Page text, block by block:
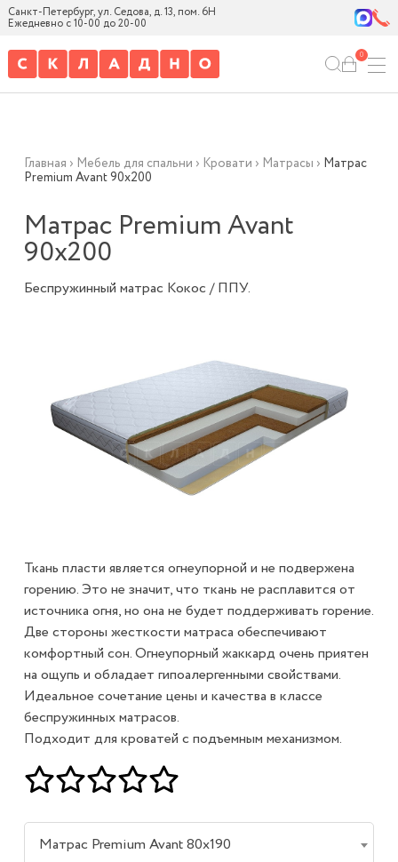
Санкт-Петербург, ул. Седова, д. 13, пом. 6Н
Ежедневно с 10-00 до 20-00
0
Главная › Мебель для спальни › Кровати › Матрасы › Матрас
Premium Avant 90х200
Матрас Premium Avant
90х200
Беспружинный матрас Кокос / ППУ.
Ткань пласти является огнеупорной и не подвержена
горению. Это не значит, что ткань не расплавится от
источника огня, но она не будет поддерживать горение.
Две стороны жесткости матраса обеспечивают
комфортный сон. Огнеупорный жаккард очень приятен
на ощупь и обладает гипоалергенными свойствами.
Идеальное сочетание цены и качества в классе
беспружинных матрасов.
Подходит для кроватей с подъемным механизмом.
Матрас Premium Avant 80х190